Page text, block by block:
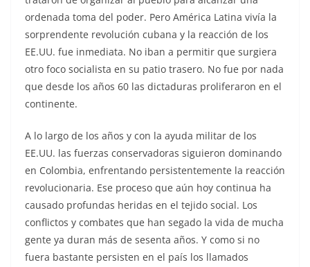
ordenada toma del poder. Pero América Latina vivía la
sorprendente revolución cubana y la reacción de los
EE.UU. fue inmediata. No iban a permitir que surgiera
otro foco socialista en su patio trasero. No fue por nada
que desde los años 60 las dictaduras proliferaron en el
continente.
A lo largo de los años y con la ayuda militar de los
EE.UU. las fuerzas conservadoras siguieron dominando
en Colombia, enfrentando persistentemente la reacción
revolucionaria. Ese proceso que aún hoy continua ha
causado profundas heridas en el tejido social. Los
conflictos y combates que han segado la vida de mucha
gente ya duran más de sesenta años. Y como si no
fuera bastante persisten en el país los llamados